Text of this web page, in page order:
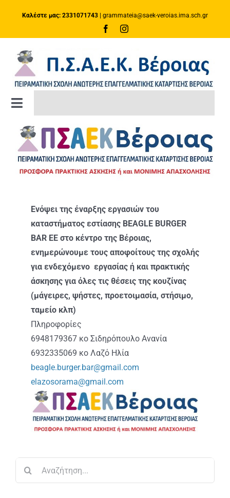
Καλέστε μας: 2331071743 grammateia@saek-veroias.ima.sch.gr
Toggle
Navigation
ΑΡΧΙΚΗ ΣΕΛΙΔΑ
ΚΑΤΑΡΤΙΣΗ
ΑΝΑΚΟΙΝΩΣΕΙΣ
ΠΡΑΚΤΙΚΗ ΑΣΚΗΣΗ
ΕΠΙΚΟΙΝΩΝΙΑ
Ενόψει της έναρξης εργασιών του
καταστήματος εστίασης BEAGLE BURGER
BAR EE στο κέντρο της Βέροιας,
ενημερώνουμε τους αποφοίτους της σχολής
για ενδεχόμενο εργασίας ή και πρακτικής
άσκησης για όλες τις θέσεις της κουζίνας
(μάγειρες, ψήστες, προετοιμασία, στήσιμο,
ταμείο κλπ)
Πληροφορίες
6948179367 κο Σιδηρόπουλο Ανανία
6932335069 κο Λαζό Ηλία
beagle.burger.bar@gmail.com
elazosorama@gmail.com